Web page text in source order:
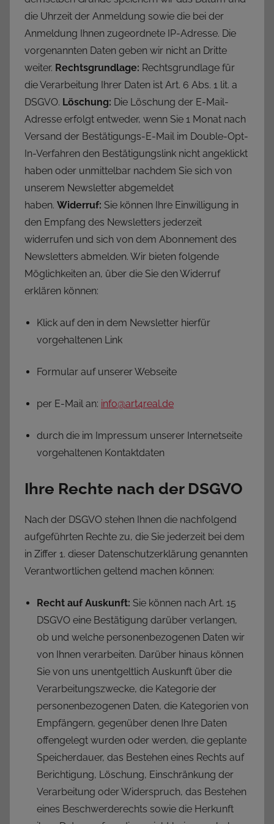
die Uhrzeit der Anmeldung sowie die bei der
Anmeldung Ihnen zugeordnete IP-Adresse. Die
vorgenannten Daten geben wir nicht an Dritte
weiter. Rechtsgrundlage: Rechtsgrundlage für
die Verarbeitung Ihrer Daten ist Art. 6 Abs. 1 lit. a
DSGVO. Löschung: Die Löschung der E-Mail-
Adresse erfolgt entweder, wenn Sie 1 Monat nach
Versand der Bestätigungs-E-Mail im Double-Opt-
In-Verfahren den Bestätigungslink nicht angeklickt
haben oder unmittelbar nachdem Sie sich von
unserem Newsletter abgemeldet
haben. Widerruf: Sie können Ihre Einwilligung in
den Empfang des Newsletters jederzeit
widerrufen und sich von dem Abonnement des
Newsletters abmelden. Wir bieten folgende
Möglichkeiten an, über die Sie den Widerruf
erklären können:
Klick auf den in dem Newsletter hierfür
vorgehaltenen Link
Formular auf unserer Webseite
per E-Mail an: info@art4real.de
durch die im Impressum unserer Internetseite
vorgehaltenen Kontaktdaten
Ihre Rechte nach der DSGVO
Nach der DSGVO stehen Ihnen die nachfolgend
aufgeführten Rechte zu, die Sie jederzeit bei dem
in Ziffer 1. dieser Datenschutzerklärung genannten
Verantwortlichen geltend machen können:
Recht auf Auskunft: Sie können nach Art. 15
DSGVO eine Bestätigung darüber verlangen,
ob und welche personenbezogenen Daten wir
von Ihnen verarbeiten. Darüber hinaus können
Sie von uns unentgeltlich Auskunft über die
Verarbeitungszwecke, die Kategorie der
personenbezogenen Daten, die Kategorien von
Empfängern, gegenüber denen Ihre Daten
offengelegt wurden oder werden, die geplante
Speicherdauer, das Bestehen eines Rechts auf
Berichtigung, Löschung, Einschränkung der
Verarbeitung oder Widerspruch, das Bestehen
eines Beschwerderechts sowie die Herkunft